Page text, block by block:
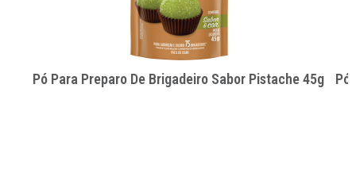
Pó Para Preparo De Brigadeiro Sabor Pistache 45g Pó